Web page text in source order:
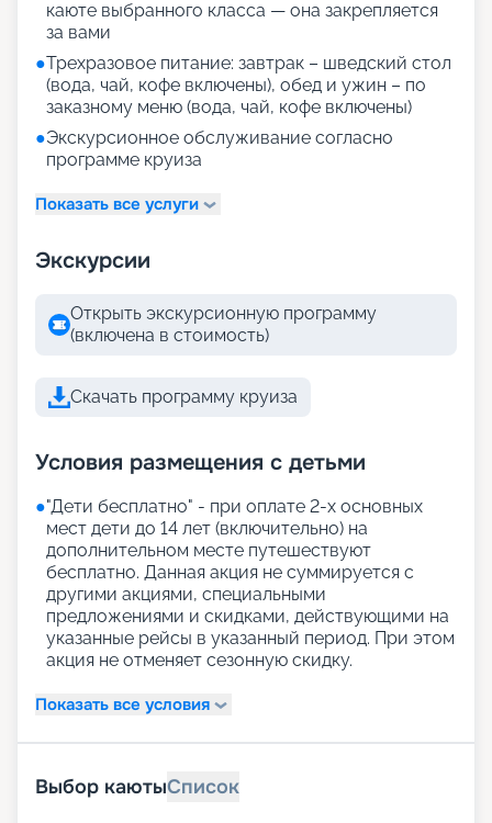
каюте выбранного класса — она закрепляется
за вами
●Трехразовое питание: завтрак – шведский стол
(вода, чай, кофе включены), обед и ужин – по
заказному меню (вода, чай, кофе включены)
●Экскурсионное обслуживание согласно
программе круиза
Показать все услуги
Экскурсии
Открыть экскурсионную программу
(включена в стоимость)
Скачать программу круиза
Условия размещения с детьми
●"Дети бесплатно" - при оплате 2-х основных
мест дети до 14 лет (включительно) на
дополнительном месте путешествуют
бесплатно. Данная акция не суммируется с
другими акциями, специальными
предложениями и скидками, действующими на
указанные рейсы в указанный период. При этом
акция не отменяет сезонную скидку.
Показать все условия
Выбор каютыСписок